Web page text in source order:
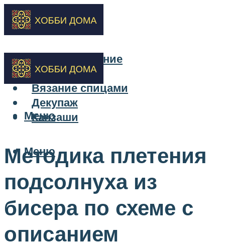
Бисероплетение
Вышивка
Вязание спицами
Декупаж
Канзаши
Меню
Меню
Методика плетения
подсолнуха из
бисера по схеме с
описанием